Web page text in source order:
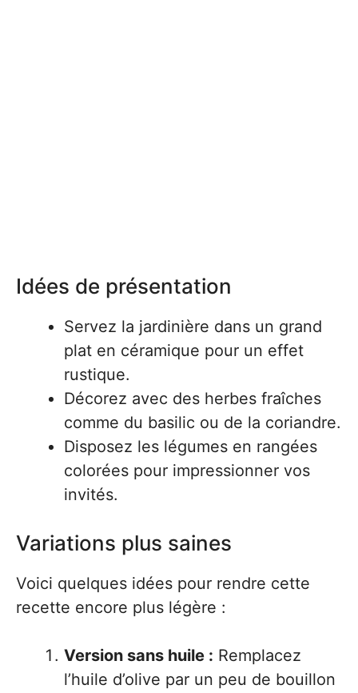
Idées de présentation
Servez la jardinière dans un grand
plat en céramique pour un effet
rustique.
Décorez avec des herbes fraîches
comme du basilic ou de la coriandre.
Disposez les légumes en rangées
colorées pour impressionner vos
invités.
Variations plus saines
Voici quelques idées pour rendre cette
recette encore plus légère :
Version sans huile : Remplacez
l’huile d’olive par un peu de bouillon